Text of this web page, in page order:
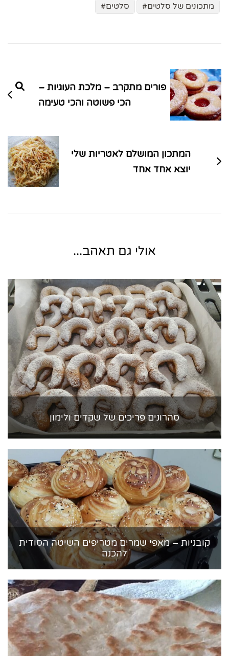
מתכונים של סלטים
סלטים
בפוסטים
פורים מתקרב – מלכת העוגיות –
הכי פשוטה והכי טעימה
המתכון המושלם לאטריות שלי
יוצא אחד אחד
אולי גם תאהב...
סהרונים פריכים של שקדים ולימון
קובניות – מאפי שמרים מטריפים השיטה הסודית
להכנה